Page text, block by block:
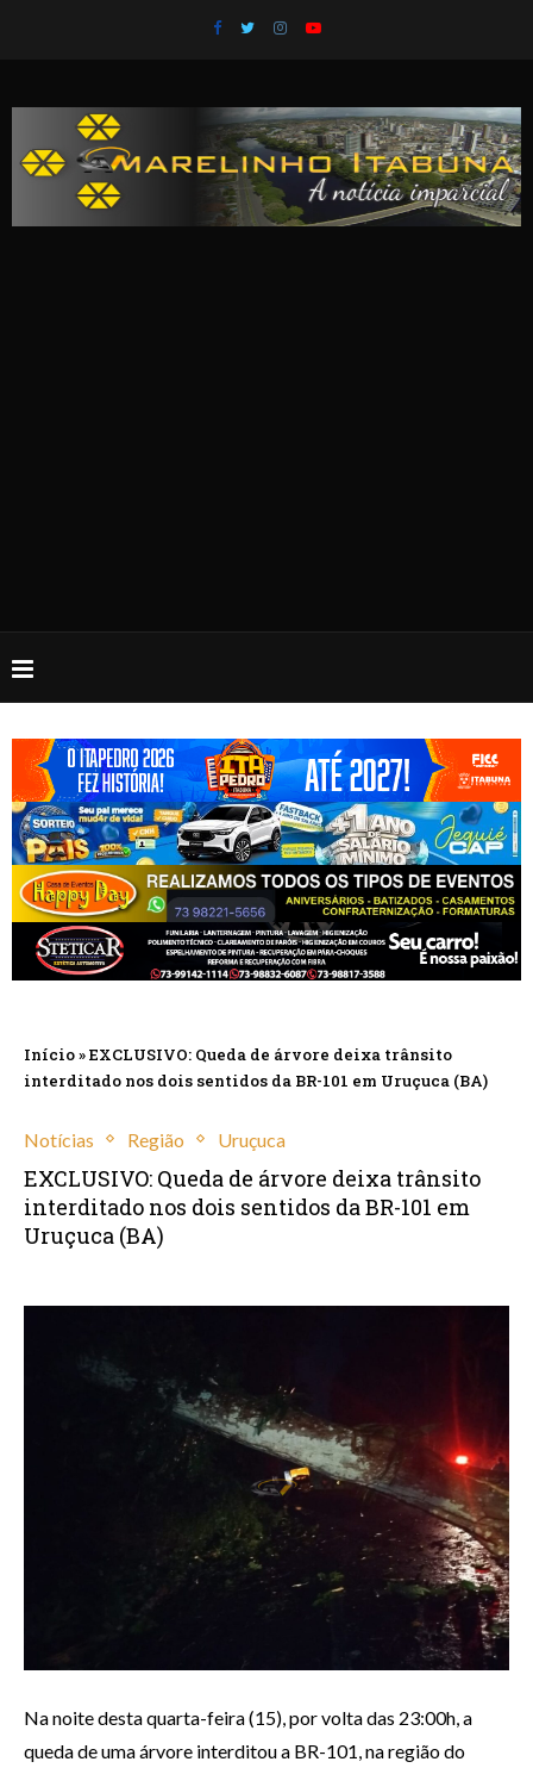
Início»EXCLUSIVO: Queda de árvore deixa trânsito
interditado nos dois sentidos da BR-101 em Uruçuca (BA)
Notícias Região Uruçuca
EXCLUSIVO: Queda de árvore deixa trânsito
interditado nos dois sentidos da BR-101 em
Uruçuca (BA)
Na noite desta quarta-feira (15), por volta das 23:00h, a
queda de uma árvore interditou a BR-101, na região do